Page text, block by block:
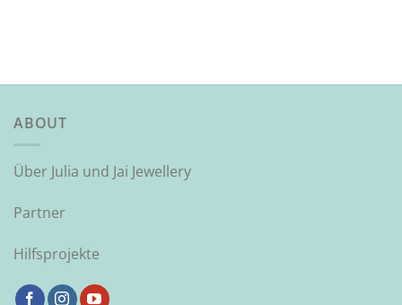
ABOUT
Über Julia und Jai Jewellery
Partner
Hilfsprojekte